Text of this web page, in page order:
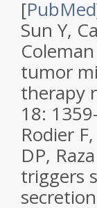
[PubMed
Sun Y,
tumor
therapy
18:
Rodier
DP,
triggers
secretion